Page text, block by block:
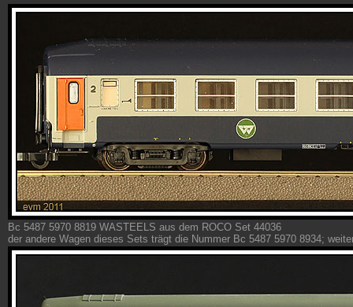
Bc 5487 5970 8819 WASTEELS aus dem ROCO Set 44036
der andere Wagen dieses Sets trägt die Nummer Bc 5487 5970 8934;